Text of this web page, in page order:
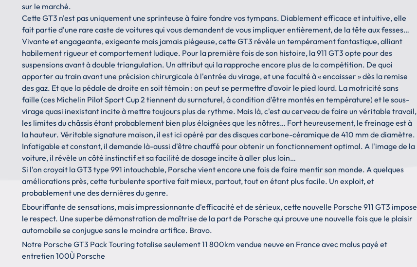
sur le marché.
Cette GT3 n'est pas uniquement une sprinteuse à faire fondre vos tympans. Diablement efficace et intuitive, elle
fait partie d'une rare caste de voitures qui vous demandent de vous impliquer entièrement, de la tête aux fesses…
Vivante et engageante, exigeante mais jamais piégeuse, cette GT3 révèle un tempérament fantastique, alliant
habilement rigueur et comportement ludique. Pour la première fois de son histoire, la 911 GT3 opte pour des
suspensions avant à double triangulation. Un attribut qui la rapproche encore plus de la compétition. De quoi
apporter au train avant une précision chirurgicale à l'entrée du virage, et une faculté à « encaisser » dès la remise
des gaz. Et que la pédale de droite en soit témoin : on peut se permettre d'avoir le pied lourd. La motricité sans
faille (ces Michelin Pilot Sport Cup 2 tiennent du surnaturel, à condition d'être montés en température) et le sous-
virage quasi inexistant incite à mettre toujours plus de rythme. Mais là, c'est au cerveau de faire un véritable travail,
les limites du châssis étant probablement bien plus éloignées que les nôtres… Fort heureusement, le freinage est à
la hauteur. Véritable signature maison, il est ici opéré par des disques carbone-céramique de 410 mm de diamètre.
Infatigable et constant, il demande là-aussi d'être chauffé pour obtenir un fonctionnement optimal. A l'image de la
voiture, il révèle un côté instinctif et sa facilité de dosage incite à aller plus loin…
Si l'on croyait la GT3 type 991 intouchable, Porsche vient encore une fois de faire mentir son monde. A quelques
améliorations près, cette turbulente sportive fait mieux, partout, tout en étant plus facile. Un exploit, et
probablement une des dernières du genre.
Ebouriffante de sensations, mais impressionnante d'efficacité et de sérieux, cette nouvelle Porsche 911 GT3 impose
le respect. Une superbe démonstration de maîtrise de la part de Porsche qui prouve une nouvelle fois que le plaisir
automobile se conjugue sans le moindre artifice. Bravo.
Notre Porsche GT3 Pack Touring totalise seulement 11 800km vendue neuve en France avec malus payé et
entretien 100Ù Porsche